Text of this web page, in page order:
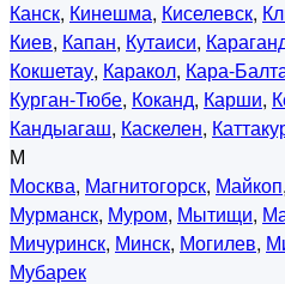
Канск, Кинешма, Киселевск,
Киев, Капан, Кутаиси,
Кокшетау, Каракол, Кара-
Курган-Тюбе, Коканд, Карши,
Кандыагаш, Каскелен,
М
Москва, Магнитогорск, Майкоп,
Мурманск, Муром, Мытищи,
Мичуринск, Минск, Могилев,
Мубарек